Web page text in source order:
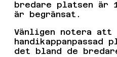
bredare platsen är
är begränsat.
Vänligen notera att
det bland de